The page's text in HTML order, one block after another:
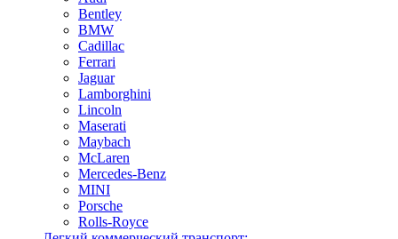
Bentley
BMW
Cadillac
Ferrari
Jaguar
Lamborghini
Lincoln
Maserati
Maybach
McLaren
Mercedes-Benz
MINI
Porsche
Rolls-Royce